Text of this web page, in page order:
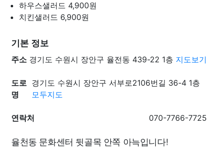
하우스샐러드 4,900원
치킨샐러드 6,900원
기본 정보
주소 경기도 수원시 장안구 율전동 439-22 1층 지도보기
도로
명
경기도 수원시 장안구 서부로2106번길 36-4 1층
모두지도
연락처 070-7766-7725
율천동 문화센터 뒷골목 안쪽 아늑입니다!